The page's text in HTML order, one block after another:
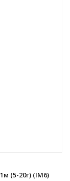
(5-20г) (IM6)